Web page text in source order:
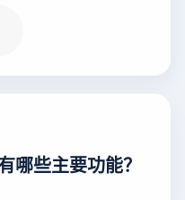
哪些主要功能？